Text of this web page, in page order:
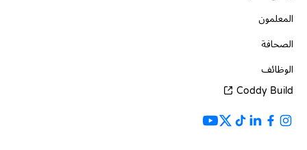
المعلمون
الصحافة
الوظائف
Coddy Build